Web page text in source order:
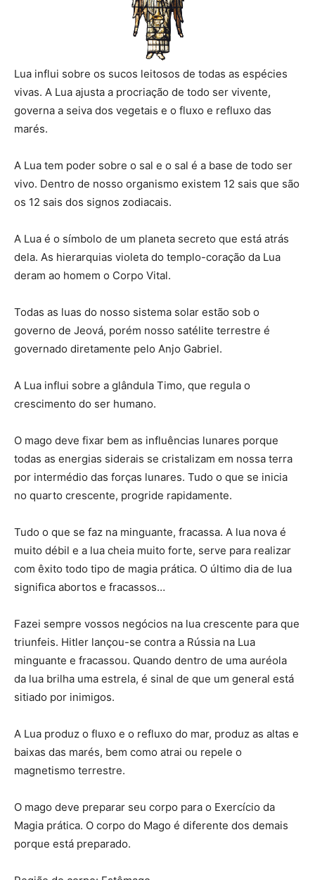
Lua influi sobre os sucos leitosos de todas as espécies
vivas. A Lua ajusta a procriação de todo ser vivente,
governa a seiva dos vegetais e o fluxo e refluxo das
marés.
A Lua tem poder sobre o sal e o sal é a base de todo ser
vivo. Dentro de nosso organismo existem 12 sais que são
os 12 sais dos signos zodiacais.
A Lua é o símbolo de um planeta secreto que está atrás
dela. As hierarquias violeta do templo-coração da Lua
deram ao homem o Corpo Vital.
Todas as luas do nosso sistema solar estão sob o
governo de Jeová, porém nosso satélite terrestre é
governado diretamente pelo Anjo Gabriel.
A Lua influi sobre a glândula Timo, que regula o
crescimento do ser humano.
O mago deve fixar bem as influências lunares porque
todas as energias siderais se cristalizam em nossa terra
por intermédio das forças lunares. Tudo o que se inicia
no quarto crescente, progride rapidamente.
Tudo o que se faz na minguante, fracassa. A lua nova é
muito débil e a lua cheia muito forte, serve para realizar
com êxito todo tipo de magia prática. O último dia de lua
significa abortos e fracassos…
Fazei sempre vossos negócios na lua crescente para que
triunfeis. Hitler lançou-se contra a Rússia na Lua
minguante e fracassou. Quando dentro de uma auréola
da lua brilha uma estrela, é sinal de que um general está
sitiado por inimigos.
A Lua produz o fluxo e o refluxo do mar, produz as altas e
baixas das marés, bem como atrai ou repele o
magnetismo terrestre.
O mago deve preparar seu corpo para o Exercício da
Magia prática. O corpo do Mago é diferente dos demais
porque está preparado.